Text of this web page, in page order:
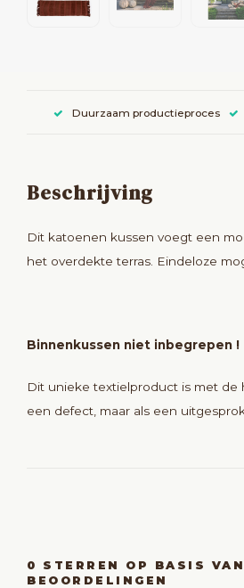
Duurzaam productieproces
Beschrijving
Dit katoenen kussen voegt een
het overdekte terras. Eindeloze
Binnenkussen niet inbegrepen !
Dit unieke textielproduct is met de
een defect, maar als een
0 STERREN OP BASIS VAN
BEOORDELINGEN